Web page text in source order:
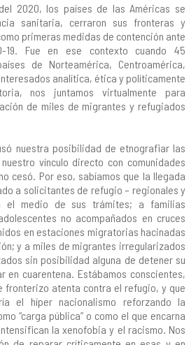
2020, los países de las Américas se
sanitaria, cerraron sus fronteras y
primeras medidas de contención ante
19. Fue en ese contexto cuando 45
de Norteamérica, Centroamérica,
analítica, ética y políticamente
nos juntamos virtualmente para
de miles de migrantes y refugiados
nuestra posibilidad de etnografiar las
vínculo directo con comunidades
cesó. Por eso, sabíamos que la llegada
a solicitantes de refugio – regionales y
el medio de sus trámites; a familias
no acompañados en cruces
en estaciones migratorias hacinadas
y a miles de migrantes irregularizados
sin posibilidad alguna de detener su
en cuarentena. Estábamos conscientes,
fronterizo atenta contra el refugio, y que
el híper nacionalismo reforzando la
“carga pública” o como el que encarna
la xenofobia y el racismo. Nos